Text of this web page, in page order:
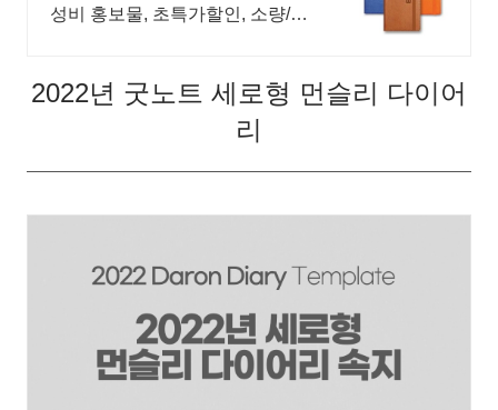
성비 홍보물, 초특가할인, 소량/대
2022년 굿노트 세로형 먼슬리 다이어
리